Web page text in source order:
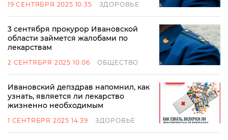
19 СЕНТЯБРЯ 2025 10:35 ЗДОРОВЬЕ
3 сентября прокурор Ивановской
области займется жалобами по
лекарствам
2 СЕНТЯБРЯ 2025 10:06 ОБЩЕСТВО
Ивановский депздрав напомнил, как
узнать, является ли лекарство
жизненно необходимым
1 СЕНТЯБРЯ 2025 14:39 ЗДОРОВЬЕ